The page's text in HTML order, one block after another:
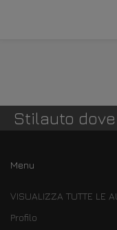
Stilauto
Menu
VISUALIZZA TUTTE LE
Profilo